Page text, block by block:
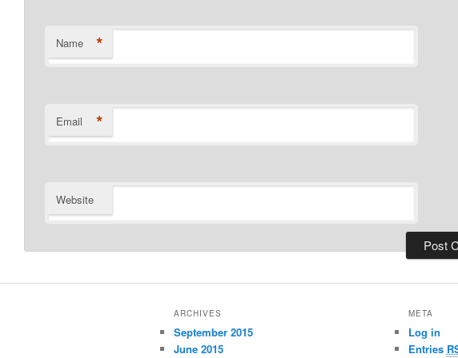
Name *
Email *
Website
ARCHIVES
September 2015
June 2015
META
Log in
Entries